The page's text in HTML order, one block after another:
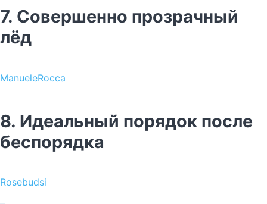
7. Совершенно прозрачный
лёд
ManueleRocca
8. Идеальный порядок после
беспорядка
Rosebudsi